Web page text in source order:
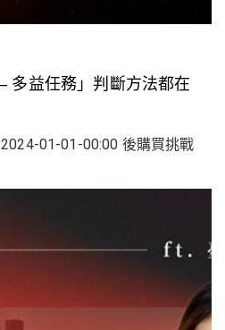
多益任務」判斷方法都在
01-01-00:00 後購買挑戰